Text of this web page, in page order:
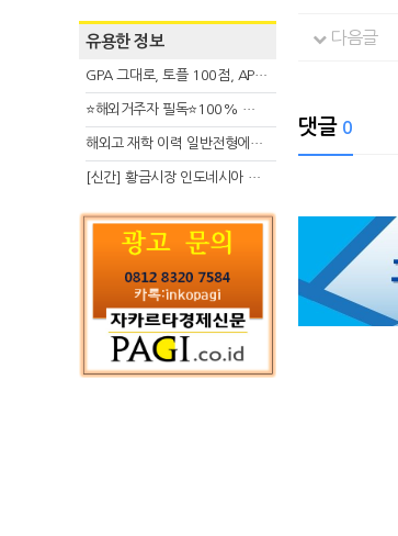
유용한 정보
GPA 그대로, 토플 100점, AP 막막 — 원인은 하나입니다
⭐해외거주자 필독⭐100% 온라인 마지막 한국어교원 2급 추가모집 (~8/2)
해외고 재학 이력 일반전형에서 분명한 입시 강점 살리는 전략
[신간] 황금시장 인도네시아 슈퍼리치의 성공 수업
다음글
댓글 0